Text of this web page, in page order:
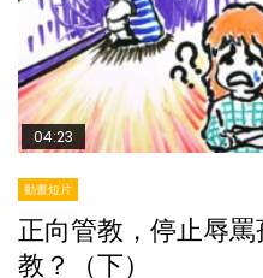
04:23
動畫短片
正向管教，停止辱
教？（下）